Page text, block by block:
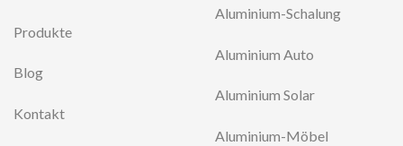
Produkte
Blog
Kontakt
Aluminium-Schalung
Aluminium Auto
Aluminium Solar
Aluminium-Möbel